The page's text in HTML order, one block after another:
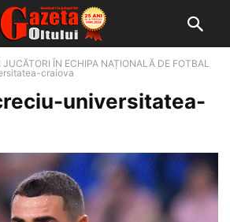
JUCĂTORI ÎN ECHIPA NAȚIONALĂ DE FOTBAL
craiova
universitatea-